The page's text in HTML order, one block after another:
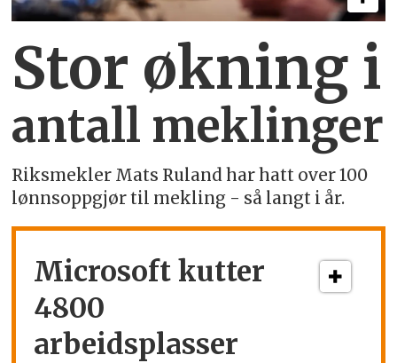
Stor økning i
antall meklinger
Riksmekler Mats Ruland har hatt over 100
lønnsoppgjør til mekling - så langt i år.
Microsoft kutter
4800
arbeidsplasser